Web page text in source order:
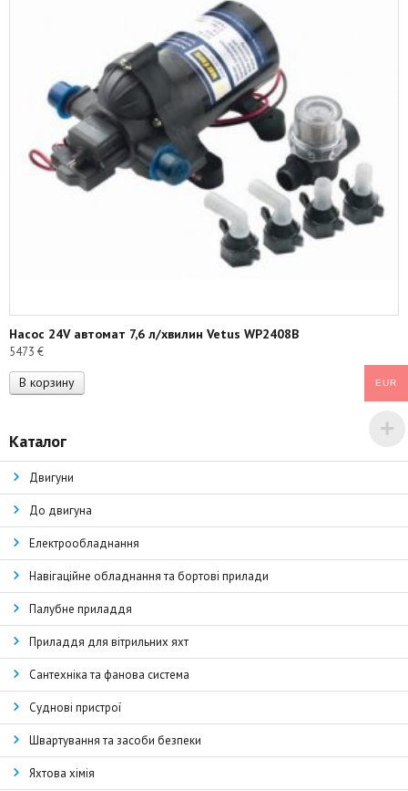
Насос 24V автомат 7,6 л/хвилин Vetus WP2408B
5473 €
В корзину
Каталог
Двигуни
До двигуна
Електрообладнання
Навігаційне обладнання та бортові прилади
Палубне приладдя
Приладдя для вітрильних яхт
Сантехніка та фанова система
Суднові пристрої
Швартування та засоби безпеки
Яхтова хімія
EUR